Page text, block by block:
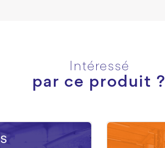
Intéressé
par ce produit ?